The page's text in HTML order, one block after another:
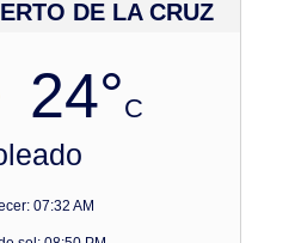
DE LA CRUZ
24°C
07:32 AM